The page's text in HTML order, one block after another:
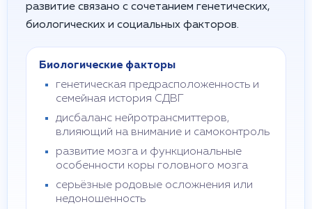
развитие связано с сочетанием генетических,
биологических и социальных факторов.
Биологические факторы
генетическая предрасположенность и
семейная история СДВГ
дисбаланс нейротрансмиттеров,
влияющий на внимание и самоконтроль
развитие мозга и функциональные
особенности коры головного мозга
серьёзные родовые осложнения или
недоношенность